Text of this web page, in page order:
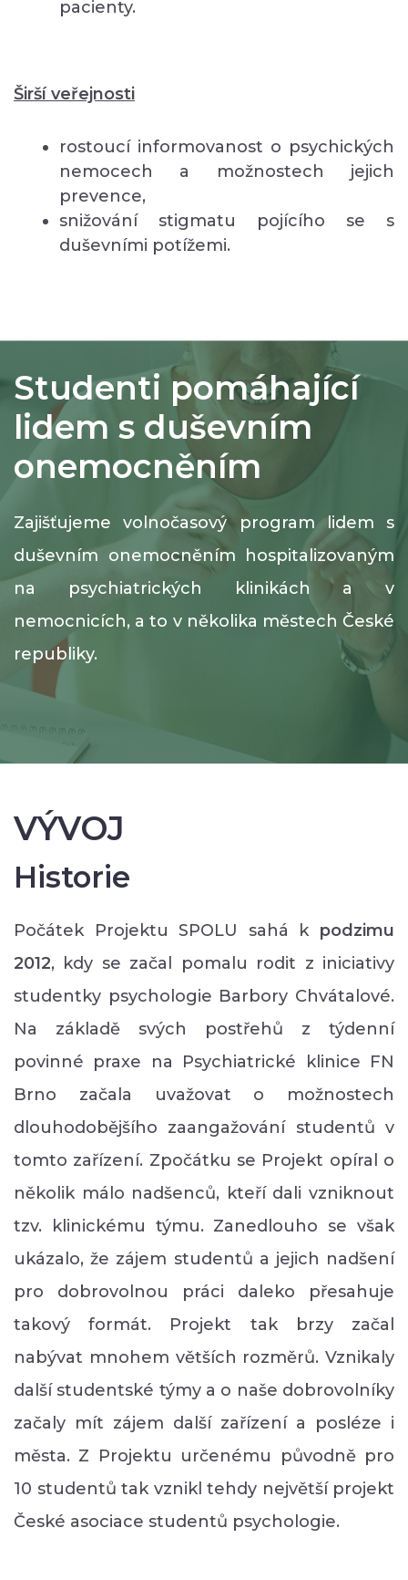
pacienty.
Širší veřejnosti
rostoucí informovanost o psychických
nemocech a možnostech jejich
prevence,
snižování stigmatu pojícího se s
duševními potížemi.
Studenti pomáhající
lidem s duševním
onemocněním
Zajišťujeme volnočasový program lidem s
duševním onemocněním hospitalizovaným
na psychiatrických klinikách a v
nemocnicích, a to v několika městech České
republiky.
VÝVOJ
Historie
Počátek Projektu SPOLU sahá k podzimu
2012, kdy se začal pomalu rodit z iniciativy
studentky psychologie Barbory Chvátalové.
Na základě svých postřehů z týdenní
povinné praxe na Psychiatrické klinice FN
Brno začala uvažovat o možnostech
dlouhodobějšího zaangažování studentů v
tomto zařízení. Zpočátku se Projekt opíral o
několik málo nadšenců, kteří dali vzniknout
tzv. klinickému týmu. Zanedlouho se však
ukázalo, že zájem studentů a jejich nadšení
pro dobrovolnou práci daleko přesahuje
takový formát. Projekt tak brzy začal
nabývat mnohem větších rozměrů. Vznikaly
další studentské týmy a o naše dobrovolníky
začaly mít zájem další zařízení a posléze i
města. Z Projektu určenému původně pro
10 studentů tak vznikl tehdy největší projekt
České asociace studentů psychologie.